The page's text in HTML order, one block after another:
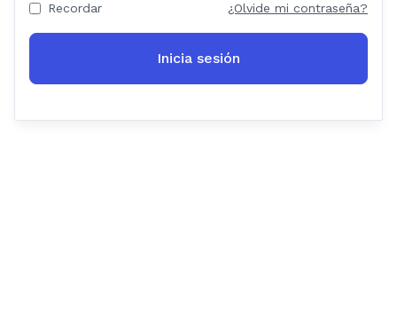
Recordar ¿Olvide mi contraseña?